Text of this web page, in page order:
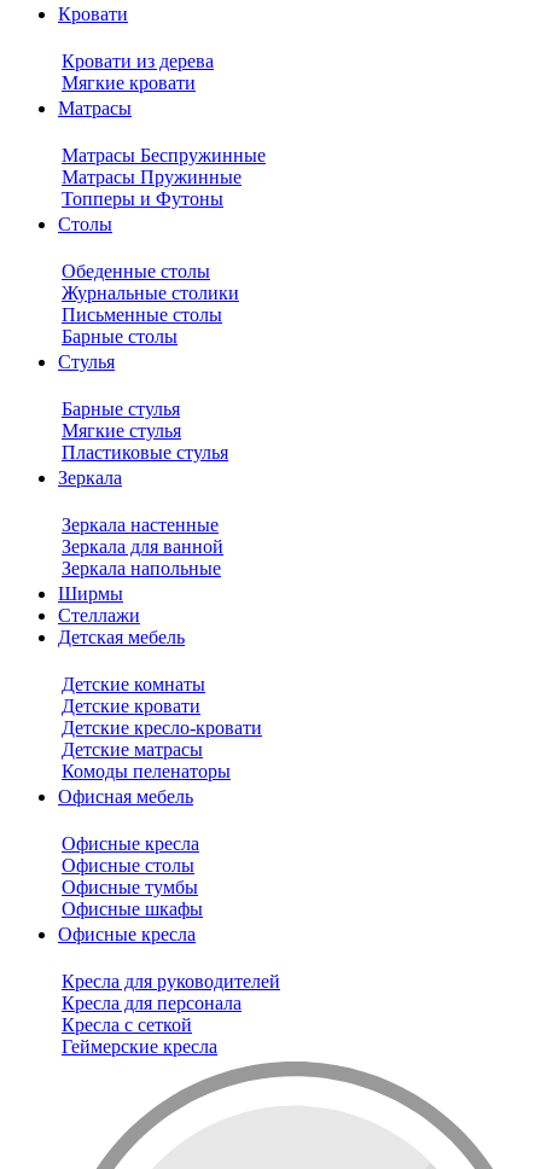
Кровати
Кровати из дерева
Мягкие кровати
Матрасы
Матрасы Беспружинные
Матрасы Пружинные
Топперы и Футоны
Столы
Обеденные столы
Журнальные столики
Письменные столы
Барные столы
Стулья
Барные стулья
Мягкие стулья
Пластиковые стулья
Зеркала
Зеркала настенные
Зеркала для ванной
Зеркала напольные
Ширмы
Стеллажи
Детская мебель
Детские комнаты
Детские кровати
Детские кресло-кровати
Детские матрасы
Комоды пеленаторы
Офисная мебель
Офисные кресла
Офисные столы
Офисные тумбы
Офисные шкафы
Офисные кресла
Кресла для руководителей
Кресла для персонала
Кресла с сеткой
Геймерские кресла